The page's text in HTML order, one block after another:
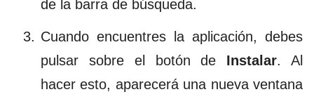
de la barra de búsqueda.
Cuando encuentres la aplicación, debes
pulsar sobre el botón de Instalar. Al
hacer esto, aparecerá una nueva ventana